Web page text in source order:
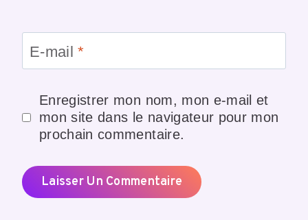
E-mail*
Enregistrer mon nom, mon e-mail et
mon site dans le navigateur pour mon
prochain commentaire.